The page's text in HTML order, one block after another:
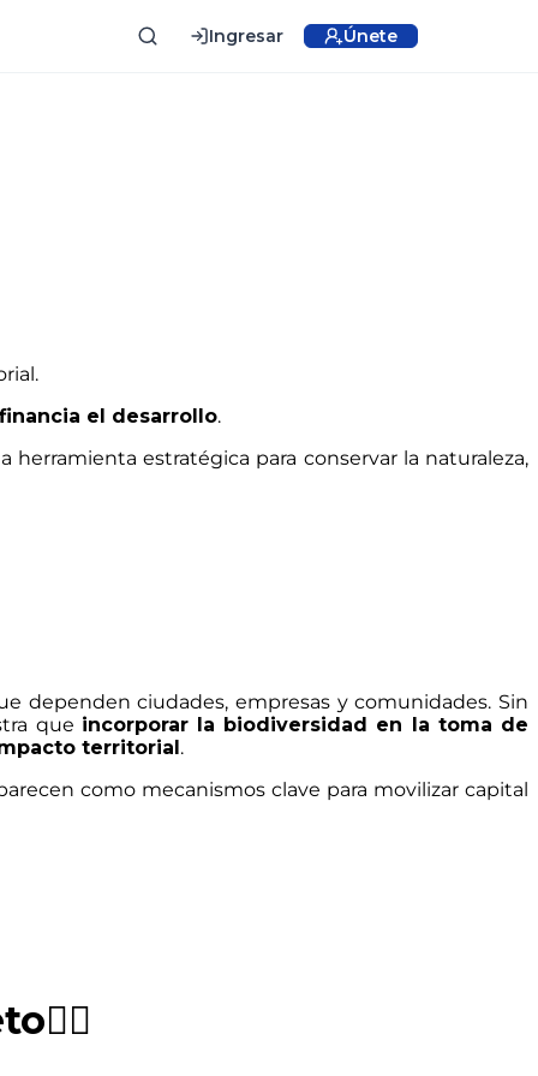
Ingresar Únete
el desarrollo.
estratégica para conservar la naturaleza,
dependen ciudades, empresas y comunidades. Sin
que incorporar la biodiversidad en la toma de
territorial .
como mecanismos clave para movilizar capital